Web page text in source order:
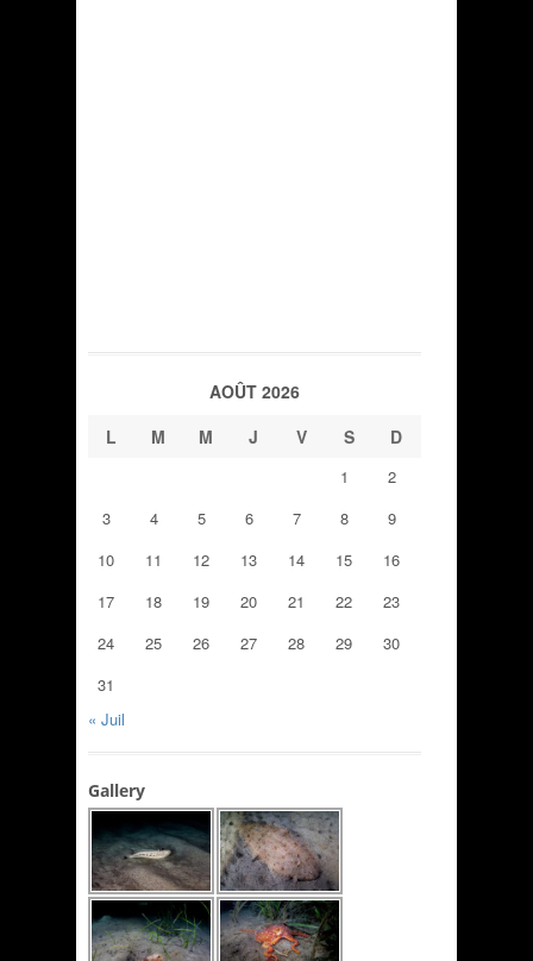
AOÛT 2026
L
M M J V S D
1
2
3
4 5 6 7 8
9
10
11 12 13 14 15
16
17
18 19 20 21 22
23
24
25 26 27 28 29
30
31
« Juil
Gallery